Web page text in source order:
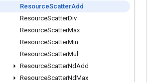
ResourceScatterAdd
ResourceScatterDiv
ResourceScatterMax
ResourceScatterMin
ResourceScatterMul
ResourceScatterNdAdd
ResourceScatterNdMax